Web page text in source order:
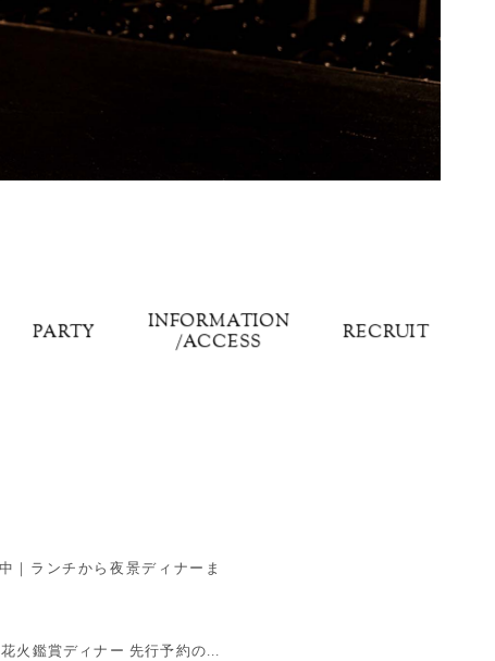
PARTY
INFORMATION
/ACCESS
RECRUIT
｜ランチから夜景ディナーま
火鑑賞ディナー 先行予約の...